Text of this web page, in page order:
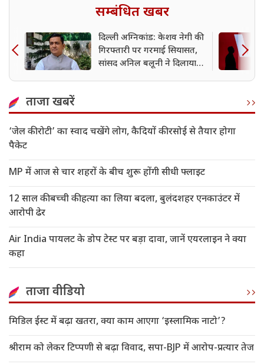
सम्बंधित खबर
दिल्ली अग्निकांड: केशव नेगी की
गिरफ्तारी पर गरमाई सियासत,
सांसद अनिल बलूनी ने दिलाया
ताजा खबरें
‘जेल की रोटी’ का स्वाद चखेंगे लोग, कैदियों की रसोई से तैयार होगा
पैकेट
MP में आज से चार शहरों के बीच शुरू होंगी सीधी फ्लाइट
12 साल की बच्ची की हत्या का लिया बदला, बुलंदशहर एनकाउंटर में
आरोपी ढेर
Air India पायलट के डोप टेस्ट पर बड़ा दावा, जानें एयरलाइन ने क्या
कहा
ताजा वीडियो
मिडिल ईस्ट में बढ़ा खतरा, क्या काम आएगा ‘इस्लामिक नाटो’?
श्रीराम को लेकर टिप्पणी से बढ़ा विवाद, सपा-BJP में आरोप-प्रत्यार तेज